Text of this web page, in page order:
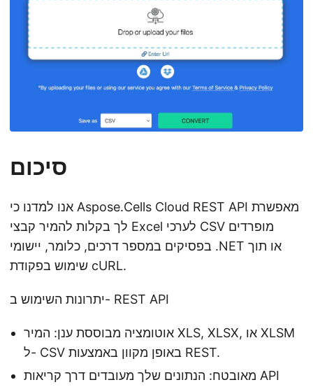
סיכום
אנו למדנו כי Aspose.Cells Cloud REST API מאפשרת
לך בקלות להמיר קבצי Excel לערכי CSV מופרדים
בפסיקים במספר דרכים, כלומר, יישומי .NET או תוך
שימוש בפקודת cURL.
יתרונות השימוש ב- REST API
אוטומציה מבוססת ענן: המיר XLS, XLSX, או XLSM
ל- CSV באופן מקוון באמצעות REST.
מאובטח: הנתונים שלך מעובדים דרך קריאות API